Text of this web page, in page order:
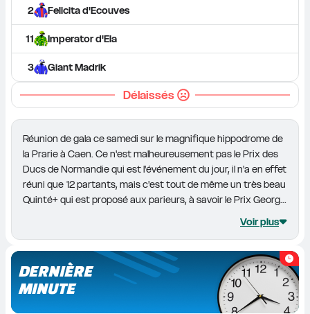
2 Felicita d'Ecouves
11 Imperator d'Ela
3 Giant Madrik
Délaissés
Réunion de gala ce samedi sur le magnifique hippodrome de
la Prarie à Caen. Ce n'est malheureusement pas le Prix des
Ducs de Normandie qui est l'événement du jour, il n'a en effet
réuni que 12 partants, mais c'est tout de même un très beau
Quinté+ qui est proposé aux parieurs, à savoir le Prix Georg...
Voir plus
DERNIÈRE
MINUTE